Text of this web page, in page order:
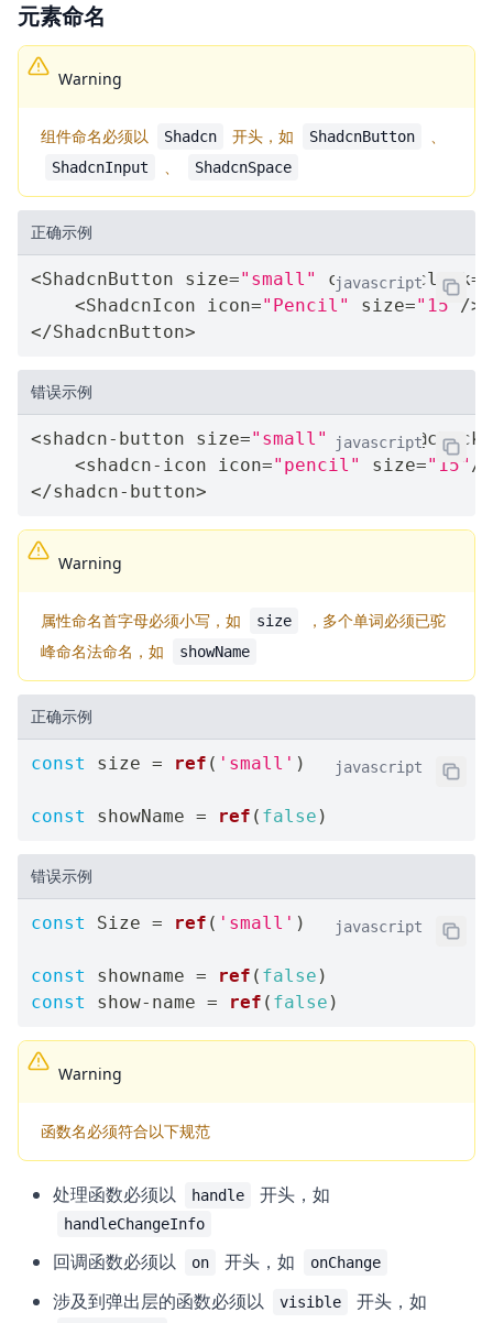
元素命名
Warning
组件命名必须以 Shadcn 开头，如 ShadcnButton 、
ShadcnInput 、 ShadcnSpace
正确示例
javascript
<ShadcnButton size="small" circle @click=
<ShadcnIcon icon="Pencil" size="15" />
</ShadcnButton>
错误示例
javascript
<shadcn- button size="small" circle @click
<shadcn- icon icon="pencil" size="15" /
</shadcn- button>
Warning
属性命名首字母必须小写，如 size
，多个单词必须已驼
峰命名法命名，如
showName
正确示例
javascript
const size = ref ( 'small' )
const showName = ref ( false )
错误示例
javascript
const Size = ref ( 'small' )
const showname = ref ( false )
const
show- name = ref ( false )
Warning
函数名必须符合以下规范
处理函数必须以 handle 开头，如
handleChangeInfo
回调函数必须以 on 开头，如 onChange
涉及到弹出层的函数必须以 visible 开头，如